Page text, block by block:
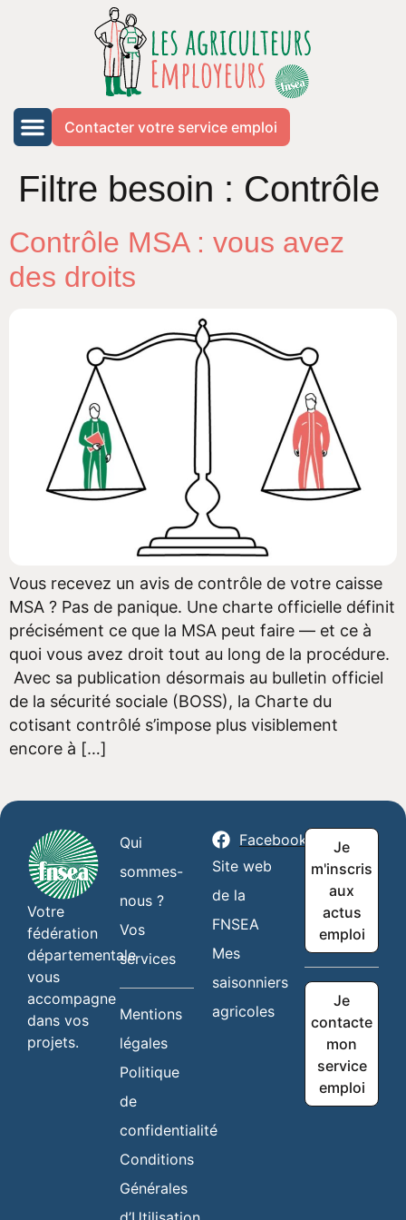
Contacter votre service emploi
Filtre besoin : Contrôle
Contrôle MSA : vous avez
des droits
Vous recevez un avis de contrôle de votre caisse
MSA ? Pas de panique. Une charte officielle définit
précisément ce que la MSA peut faire — et ce à
quoi vous avez droit tout au long de la procédure.
Avec sa publication désormais au bulletin officiel
de la sécurité sociale (BOSS), la Charte du
cotisant contrôlé s’impose plus visiblement
encore à […]
Votre
fédération
départementale
vous
accompagne
dans vos
projets.
Qui
sommes-
nous ?
Vos
services
Mentions
légales
Politique
de
confidentialité
Conditions
Générales
Facebook
Site web
de la
FNSEA
Mes
saisonniers
agricoles
Je
m'inscris
aux
actus
emploi
Je
contacte
mon
service
emploi